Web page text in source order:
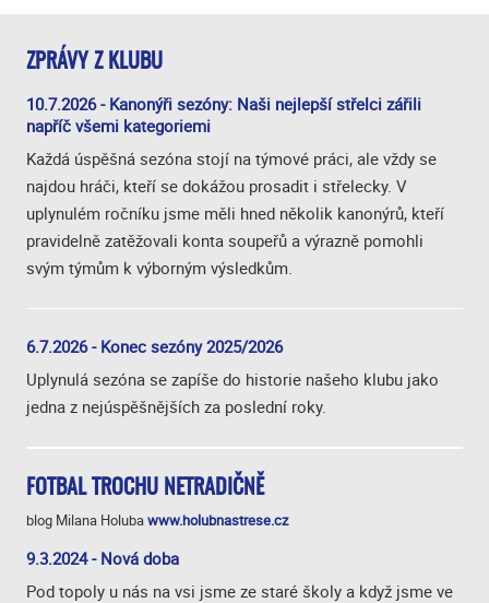
ZPRÁVY Z KLUBU
10.7.2026 - Kanonýři sezóny: Naši nejlepší střelci zářili
napříč všemi kategoriemi
Každá úspěšná sezóna stojí na týmové práci, ale vždy se
najdou hráči, kteří se dokážou prosadit i střelecky. V
uplynulém ročníku jsme měli hned několik kanonýrů, kteří
pravidelně zatěžovali konta soupeřů a výrazně pomohli
svým týmům k výborným výsledkům.
6.7.2026 - Konec sezóny 2025/2026
Uplynulá sezóna se zapíše do historie našeho klubu jako
jedna z nejúspěšnějších za poslední roky.
FOTBAL TROCHU NETRADIČNĚ
blog Milana Holubawww.holubnastrese.cz
9.3.2024 - Nová doba
Pod topoly u nás na vsi jsme ze staré školy a když jsme ve